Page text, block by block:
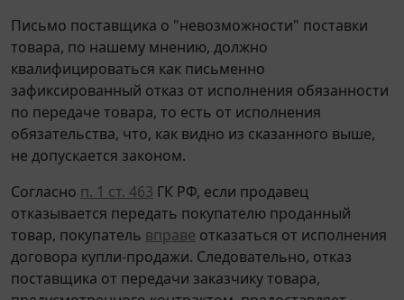
Письмо поставщика о "невозможности" поставки
товара, по нашему мнению, должно
квалифицироваться как письменно
зафиксированный отказ от исполнения обязанности
по передаче товара, то есть от исполнения
обязательства, что, как видно из сказанного выше,
не допускается законом.
Согласно п. 1 ст. 463 ГК РФ, если продавец
отказывается передать покупателю проданный
товар, покупатель вправе отказаться от исполнения
договора купли-продажи. Следовательно, отказ
поставщика от передачи заказчику товара,